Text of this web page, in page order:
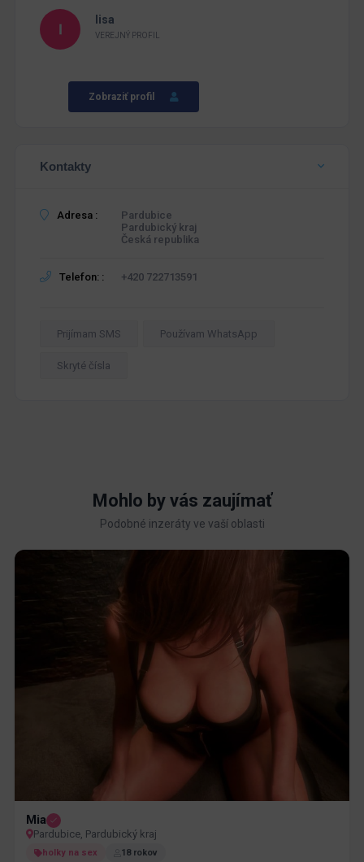
lisa
VEREJNÝ PROFIL
Zobraziť profil
Kontakty
Adresa :
Pardubice
Pardubický kraj
Česká republika
Telefon: : +420 722713591
Prijímam SMS Používam WhatsApp
Skryté čísla
Mohlo by vás zaujímať
Podobné inzeráty ve vaší oblasti
Mia
Pardubice, Pardubický kraj
holky na sex 18 rokov